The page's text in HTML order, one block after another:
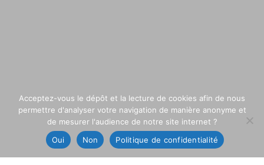
Acceptez-vous le dépôt et la lecture de cookies afin de nous
permettre d'analyser votre navigation de manière anonyme et
de mesurer l'audience de notre site internet ?
Oui
Non Politique de confidentialité